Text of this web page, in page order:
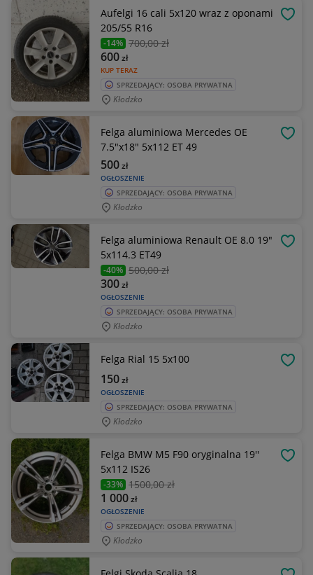
Aufelgi 16 cali 5x120 wraz z oponami
205/55 R16
-14% 700,00 zł
KUP TERAZ
600zł
SPRZEDAJĄCY: OSOBA PRYWATNA
Kłodzko
Felga aluminiowa Mercedes OE
7.5"x18" 5x112 ET 49
OGŁOSZENIE
500zł
SPRZEDAJĄCY: OSOBA PRYWATNA
Kłodzko
Felga aluminiowa Renault OE 8.0 19"
5x114.3 ET49
-40% 500,00 zł
OGŁOSZENIE
300zł
SPRZEDAJĄCY: OSOBA PRYWATNA
Kłodzko
Felga Rial 15 5x100
OGŁOSZENIE
150zł
SPRZEDAJĄCY: OSOBA PRYWATNA
Kłodzko
Felga BMW M5 F90 oryginalna 19''
5x112 IS26
-33% 1500,00 zł
OGŁOSZENIE
1 000zł
SPRZEDAJĄCY: OSOBA PRYWATNA
Kłodzko